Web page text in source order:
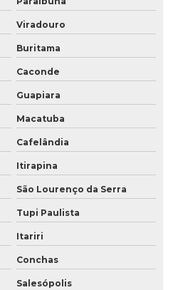
Viradouro
Buritama
Caconde
Guapiara
Macatuba
Cafelândia
Itirapina
São Lourenço da Serra
Tupi Paulista
Itariri
Conchas
Salesópolis